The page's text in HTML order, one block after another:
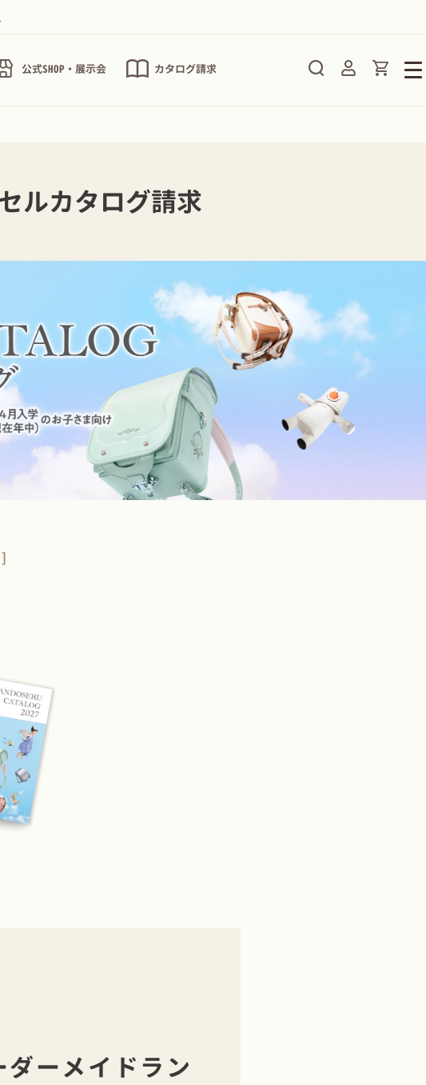
公式SHOP・展示会 カタログ請求 ログイン
ルカタログ請求
ーメイドラン